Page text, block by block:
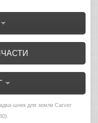
шнек для земли Carver